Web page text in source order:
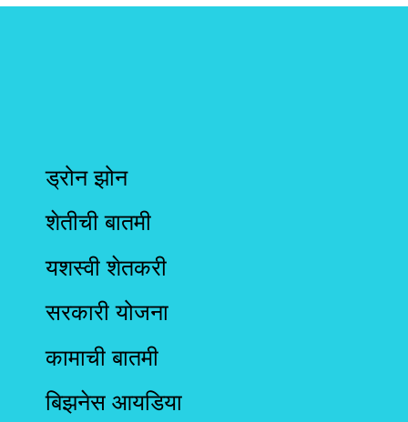
ड्रोन झोन
शेतीची बातमी
यशस्वी शेतकरी
सरकारी योजना
कामाची बातमी
बिझनेस आयडिया